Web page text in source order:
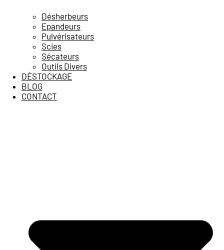
Désherbeurs
Epandeurs
Pulvérisateurs
Scies
Sécateurs
Outils Divers
DÉSTOCKAGE
BLOG
CONTACT